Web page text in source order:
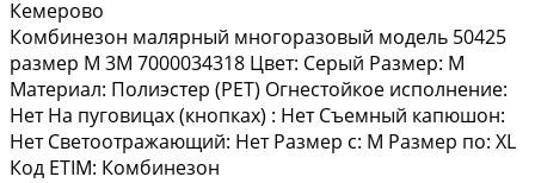
Кемерово
Комбинезон малярный многоразовый модель 50425
размер М 3М 7000034318 Цвет: Серый Размер: M
Материал: Полиэстер (PET) Огнестойкое исполнение:
Нет На пуговицах (кнопках) : Нет Съемный капюшон:
Нет Светоотражающий: Нет Размер с: M Размер по: XL
Код ETIM: Комбинезон